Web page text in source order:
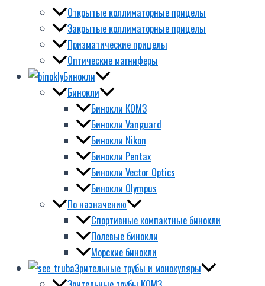
Открытые коллиматорные прицелы
Закрытые коллиматорные прицелы
Призматические прицелы
Оптические магниферы
Бинокли
Бинокли
Бинокли КОМЗ
Бинокли Vanguard
Бинокли Nikon
Бинокли Pentax
Бинокли Vector Optics
Бинокли Olympus
По назначению
Спортивные компактные бинокли
Полевые бинокли
Морские бинокли
Зрительные трубы и монокуляры